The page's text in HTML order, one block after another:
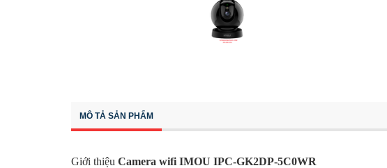
MÔ TẢ SẢN PHẨM
Giới thiệu Camera wifi IMOU IPC-GK2DP-5C0WR